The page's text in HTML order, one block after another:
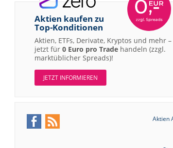
Aktien kaufen zu
Top-Konditionen
Aktien, ETFs, Derivate, Kryptos und mehr –
jetzt für 0 Euro pro Trade handeln (zzgl.
marktüblicher Spreads)!
JETZT INFORMIEREN
Aktien